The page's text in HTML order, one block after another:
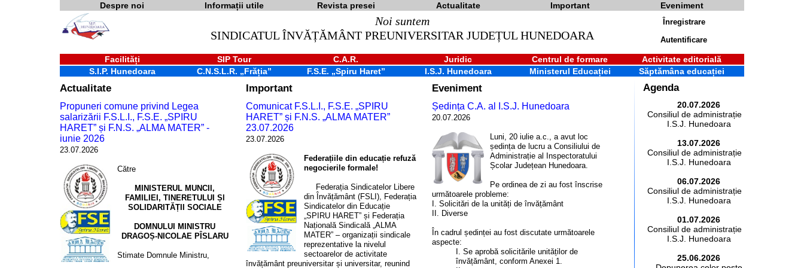
Despre noi Informații utile Revista presei Actualitate Important Eveniment
Înregistrare
Autentificare
Noi suntem
SINDICATUL ÎNVĂȚĂMÂNT PREUNIVERSITAR JUDEȚUL HUNEDOARA
Facilități SIP Tour C.A.R. Juridic Centrul de formare
Activitate editorială
S.I.P. Hunedoara
C.N.S.L.R. „Frăția” F.S.E. „Spiru Haret” I.S.J. Hunedoara Ministerul Educației Săptămâna educației
Agenda
20.07.2026
Consiliul de administrație al
I.S.J. Hunedoara
13.07.2026
Consiliul de administrație al
I.S.J. Hunedoara
06.07.2026
Consiliul de administrație al
I.S.J. Hunedoara
01.07.2026
Consiliul de administrație al
I.S.J. Hunedoara
25.06.2026
Actualitate
Propuneri comune privind Legea
salarizării F.S.L.I., F.S.E. „SPIRU
HARET” și F.N.S. „ALMA MATER” -
iunie 2026
23.07.2026
Către
MINISTERUL MUNCII,
FAMILIEI, TINERETULUI Șl
SOLIDARITĂȚII SOCIALE
DOMNULUI MINISTRU
DRAGOȘ-NICOLAE PÎSLARU
Stimate Domnule Ministru,
Important
Comunicat F.S.L.I., F.S.E. „SPIRU
HARET” și F.N.S. „ALMA MATER”
23.07.2026
23.07.2026
Federațiile din educație refuză
negocierile formale!
Federația Sindicatelor Libere
din Învățământ (FSLI), Federația
Sindicatelor din Educație
„SPIRU HARET” și Federația
Națională Sindicală „ALMA
MATER” – organizații sindicale
reprezentative la nivelul
sectoarelor de activitate
învățământ preuniversitar și universitar, reunind
Eveniment
Ședința C.A. al I.S.J. Hunedoara
20.07.2026
Luni, 20 iulie a.c., a avut loc
ședința de lucru a Consiliului de
Administrație al Inspectoratului
Școlar Județean Hunedoara.
Pe ordinea de zi au fost înscrise
următoarele probleme:
I. Solicitări de la unități de învățământ
II. Diverse
În cadrul ședinței au fost discutate următoarele
aspecte:
I. Se aprobă solicitările unităților de
învățământ, conform Anexei 1.